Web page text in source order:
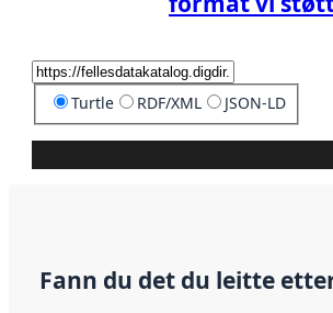
Turtle RDF/XML JSON-LD
Fann du det du leitte